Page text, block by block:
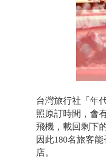
台灣旅行社「年
照原訂時間，會
飛機，載回剩下
因此180名旅客
店。